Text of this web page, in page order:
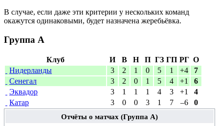
В случае, если даже эти критерии у нескольких команд
окажутся одинаковыми, будет назначена жеребьёвка.
Группа A
Клуб И В Н П ГЗ ГП РГ О
Нидерланды
3 2 1 0 5 1 +4
7
Сенегал
3 2 0 1 5 4 +1
6
Эквадор
3 1 1 1 4 3 +1
4
Катар
3 0 0 3 1 7 –6
0
Отчёты о матчах (Группа A)